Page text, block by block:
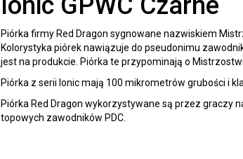
Piórka firmy Red Dragon sygnowane nazwiskiem
Kolorystyka piórek nawiązuje do pseudonimu
jest na produkcie. Piórka te przypominają o
Piórka z serii Ionic mają 100 mikrometrów grubości i
Piórka Red Dragon wykorzystywane są przez graczy
topowych zawodników PDC.